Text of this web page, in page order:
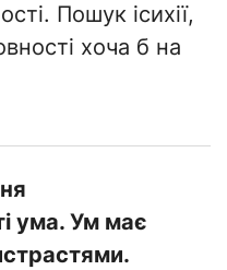
Пошук ісихії,
хоча б на
ума. Ум має